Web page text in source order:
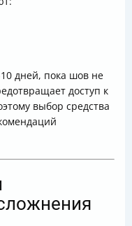
дней, пока шов не
доступ к
выбор средства